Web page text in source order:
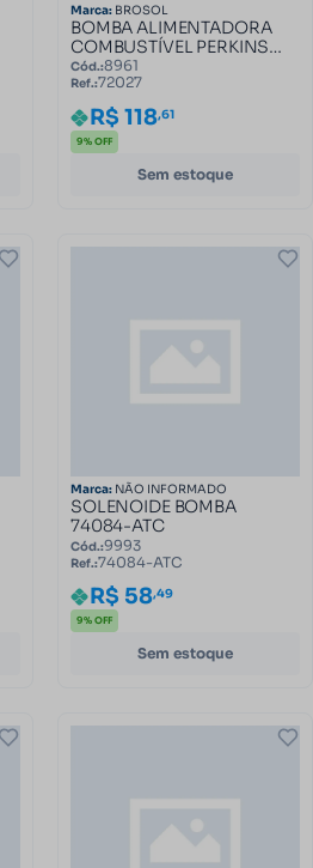
Marca: BROSOL
BOMBA ALIMENTADORA
COMBUSTÍVEL PERKINS
Q20B-4236 72027
Cód.:8961
Ref.:72027
R$ 118,61
9% OFF
Sem estoque
Marca: NÃO INFORMADO
SOLENOIDE BOMBA
74084-ATC
Cód.:9993
Ref.:74084-ATC
R$ 58,49
9% OFF
Sem estoque